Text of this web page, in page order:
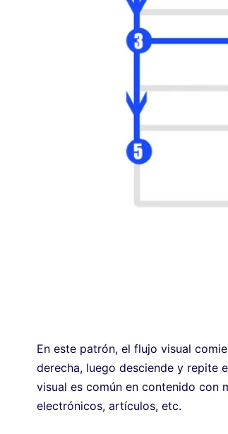
En este patrón, el flujo visual
derecha, luego desciende y repite
visual es común en contenido con
electrónicos, artículos, etc.